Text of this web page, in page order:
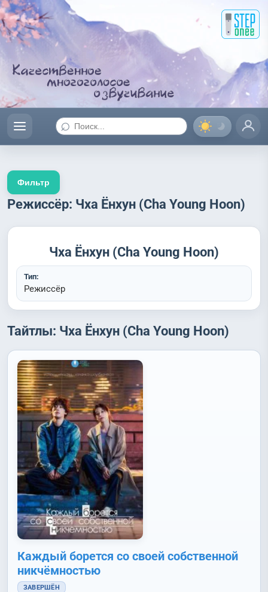
⌕
Режиссёр: Чха Ёнхун (Cha Young Hoon)
Чха Ёнхун (Cha Young Hoon)
Тип:
Режиссёр
Тайтлы: Чха Ёнхун (Cha Young Hoon)
Каждый борется со своей собственной
никчёмностью
ЗАВЕРШЁН
Фильтр